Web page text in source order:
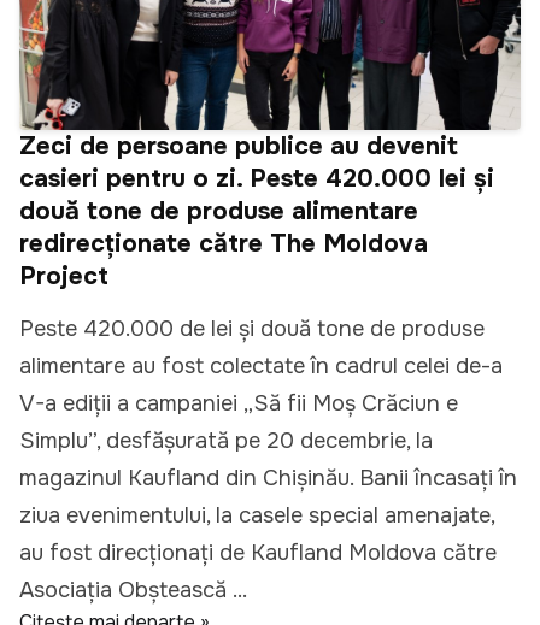
Zeci de persoane publice au devenit
casieri pentru o zi. Peste 420.000 lei și
două tone de produse alimentare
redirecționate către The Moldova
Project
Peste 420.000 de lei și două tone de produse
alimentare au fost colectate în cadrul celei de-a
V-a ediții a campaniei „Să fii Moș Crăciun e
Simplu”, desfășurată pe 20 decembrie, la
magazinul Kaufland din Chișinău. Banii încasați în
ziua evenimentului, la casele special amenajate,
au fost direcționați de Kaufland Moldova către
Asociația Obștească ...